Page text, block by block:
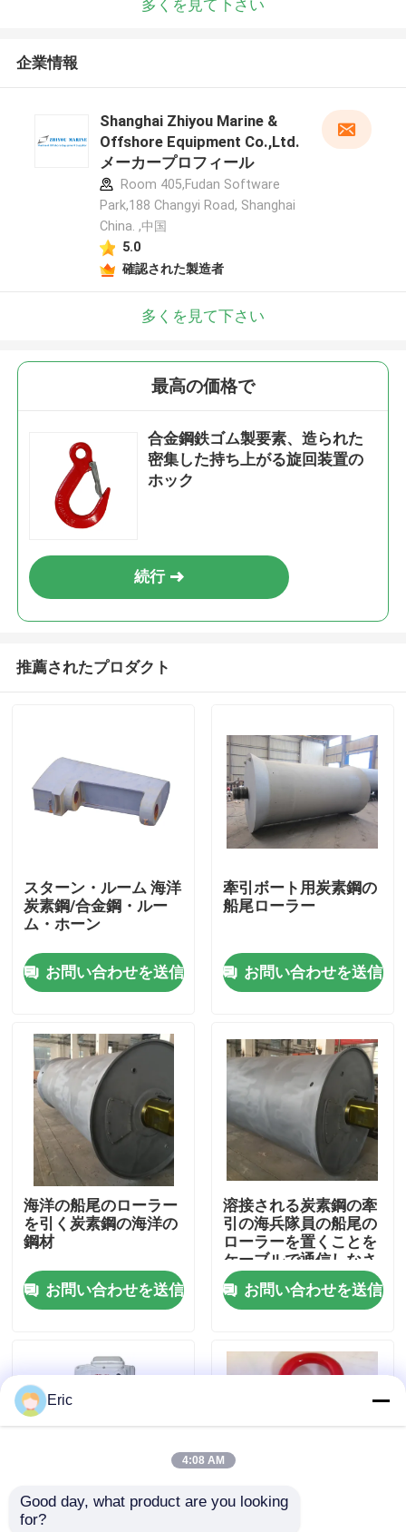
製品
企業情報
会社案内
品質管理
お問い合わせ
Company News
海洋の Windows
多くを見て下さい
企業情報
Shanghai Zhiyou Marine &
Offshore Equipment Co.,Ltd.
メーカープロフィール
Room 405,Fudan Software
Park,188 Changyi Road, Shanghai
China. ,中国
5.0
確認された製造者
多くを見て下さい
最高の価格で
合金鋼鉄ゴム製要素、造られた
密集した持ち上がる旋回装置の
ホック
続行
推薦されたプロダクト
スターン・ルーム 海洋
炭素鋼/合金鋼・ルー
ム・ホーン
お問い合わせを送信
牽引ボート用炭素鋼の
船尾ローラー
お問い合わせを送信
海洋の船尾のローラー
を引く炭素鋼の海洋の
鋼材
お問い合わせを送信
溶接される炭素鋼の牽
引の海兵隊員の船尾の
ローラーを置くことを
ケーブルで通信しなさ
い
お問い合わせを送信
耐圧防爆油圧帰りの海
Eric
4:08 AM
Good day, what product are you looking
for?